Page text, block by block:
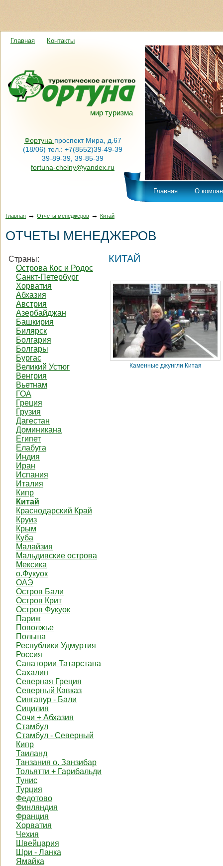
мир туризма
Главная Контакты
Фортуна проспект Мира, д.67
(18/06) тел.: +7(8552)39-49-39
39-89-39, 39-85-39
fortuna-chelny@yandex.ru
Главная О
Главная → Отчеты менеджеров → Китай
ОТЧЕТЫ МЕНЕДЖЕРОВ
Страны:
Острова Кос и Родос
Санкт-Петербург
Хорватия
Абхазия
Австрия
Азербайджан
Башкирия
Билярск
Болгария
Болгары
Бургас
Великий Устюг
Венгрия
Вьетнам
ГОА
Греция
Грузия
Дагестан
Доминикана
Египет
Елабуга
Индия
Иран
Испания
Италия
Кипр
Китай
Краснодарский Край
Круиз
Крым
Куба
Малайзия
Мальдивские острова
Мексика
о.Фукуок
ОАЭ
Остров Бали
Остров Крит
Остров Фукуок
Париж
Поволжье
Польша
Республики Удмуртия
Россия
Санатории Татарстана
Сахалин
Северная Греция
Северный Кавказ
Сингапур - Бали
Сицилия
Сочи + Абхазия
Стамбул
Стамбул - Северный
Кипр
Таиланд
Танзания о. Занзибар
Тольятти + Гарибальди
Тунис
Турция
Федотово
Финляндия
Франция
Хорватия
Чехия
Швейцария
Шри - Ланка
Ямайка
КИТАЙ
Каменные джунгли Китая